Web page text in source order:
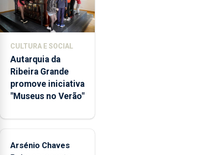
museus
e
núcleos
integrados
na
Rede
Municipal
de
aos
durante
CULTURA E SOCIAL
Autarquia da
Ribeira Grande
promove iniciativa
"Museus no Verão"
Arsénio Chaves